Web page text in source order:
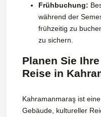
Frühbuchung:
während der
frühzeitig zu
zu sichern.
Planen Sie
Reise in
Kahramanmaraş ist
Gebäude, kultureller